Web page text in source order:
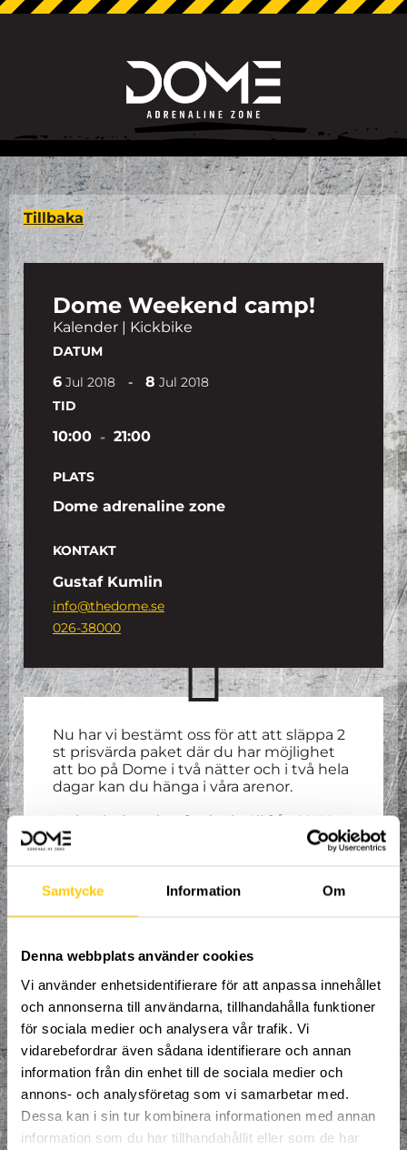
Samtycke Information Om
Denna webbplats använder cookies
Vi använder enhetsidentifierare för att anpassa innehållet
och annonserna till användarna, tillhandahålla funktioner
för sociala medier och analysera vår trafik. Vi
vidarebefordrar även sådana identifierare och annan
information från din enhet till de sociala medier och
annons- och analysföretag som vi samarbetar med.
Dessa kan i sin tur kombinera informationen med annan
information som du har tillhandahållit eller som de har
Tillbaka
Dome Weekend camp!
Kalender | Kickbike
DATUM
6 Jul 2018 - 8 Jul 2018
TID
10:00 - 21:00
PLATS
Dome adrenaline zone
KONTAKT
Gustaf Kumlin
info@thedome.se
026-38000
Nu har vi bestämt oss för att att släppa 2
st prisvärda paket där du har möjlighet
att bo på Dome i två nätter och i två hela
dagar kan du hänga i våra arenor.
Incheckning sker fredagkväll från 18.00
och utcheckning på söndagkväll senast
21.00. Pris 995:-
Bokningsbara helger:
Boende 2 nätter i sovsal inne på
Dome
heldagsentrè på Dome från Fredag-
söndag.
Sängkläder, mat och transport till
och från Dome.